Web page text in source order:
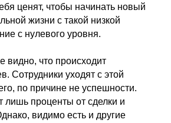
ценят, чтобы начинать новый
жизни с такой низкой
с нулевого уровня.
видно, что происходит
Сотрудники уходят с этой
по причине не успешности.
лишь проценты от сделки и
видимо есть и другие